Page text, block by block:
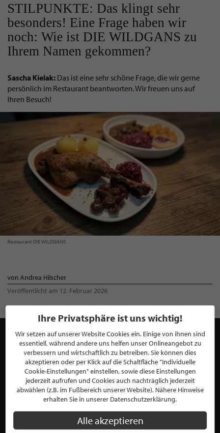
STILPUNKTE: Das klingt sehr
besonders! Eine Frage haben wir
noch: Wie ist DIE WILDGANS zu
Ihrem Namen gekommen?
Sascha Kielak: Das ist eine sehr schöne Frage, die wir gerne
persönlich im Restaurant beantworten. Wir freuen uns auf
Ihren Besuch!
Restaurant DIE WILDGANS
von Andrea Hilscher
Veröffentlicht am 12. Februar 2026
SASCHA KIELAK
Geschäftsführer
Restaurant DIE WILDGANS
Social Media Profile
KURZBESCHREIBUNG ÜBER
Sascha Kielak - Inhaber & Geschäftsführer von Restaurant
„DIE WILDGANS“ und „wish a dish Catering- & Event-
Ihre Privatsphäre ist uns wichtig!
Wir setzen auf unserer Website Cookies ein. Einige von ihnen sind
essentiell, während andere uns helfen unser Onlineangebot zu
verbessern und wirtschaftlich zu betreiben. Sie können dies
akzeptieren oder per Klick auf die Schaltfläche "Individuelle
Cookie-Einstellungen" einstellen, sowie diese Einstellungen
jederzeit aufrufen und Cookies auch nachträglich jederzeit
abwählen (z.B. im Fußbereich unserer Website). Nähere Hinweise
erhalten Sie in unserer Datenschutzerklärung.
Alle akzeptieren